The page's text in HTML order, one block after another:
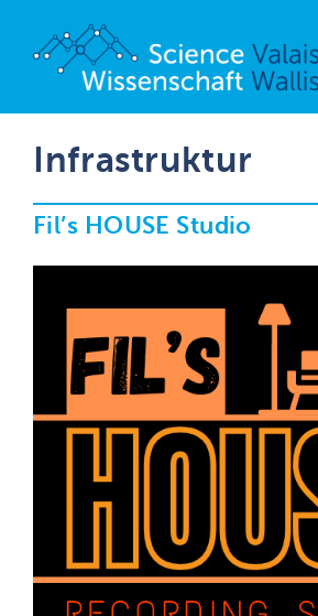
Infrastruktur
Fil’s HOUSE Studio